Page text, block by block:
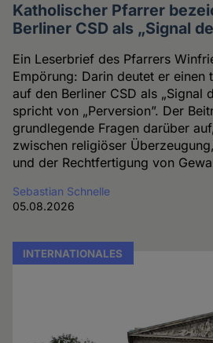
Katholischer Pfarrer
Berliner CSD als „Signal
Ein Leserbrief des Pfarrers
Empörung: Darin deutet er einen
auf den Berliner CSD als „Signal
spricht von „Perversion”. Der
grundlegende Fragen darüber
zwischen religiöser
und der Rechtfertigung von
Sebastian Schnelle
05.08.2026
INTERNATIONALES